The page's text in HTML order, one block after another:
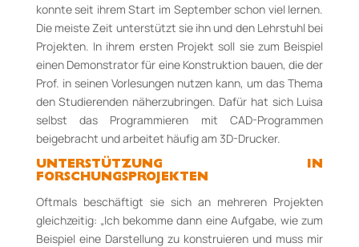
konnte seit ihrem Start im September schon viel lernen.
Die meiste Zeit unterstützt sie ihn und den Lehrstuhl bei
Projekten. In ihrem ersten Projekt soll sie zum Beispiel
einen Demonstrator für eine Konstruktion bauen, die der
Prof. in seinen Vorlesungen nutzen kann, um das Thema
den Studierenden näherzubringen. Dafür hat sich Luisa
selbst das Programmieren mit CAD-Programmen
beigebracht und arbeitet häufig am 3D-Drucker.
UNTERSTÜTZUNG IN
FORSCHUNGSPROJEKTEN
Oftmals beschäftigt sie sich an mehreren Projekten
gleichzeitig: „Ich bekomme dann eine Aufgabe, wie zum
Beispiel eine Darstellung zu konstruieren und muss mir